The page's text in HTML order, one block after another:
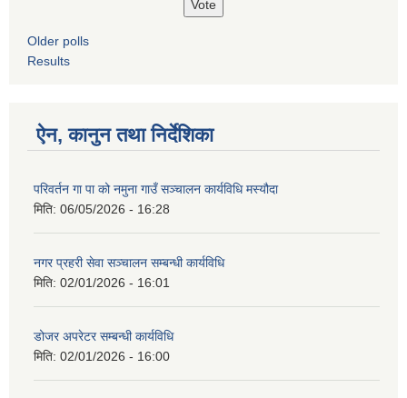
Older polls
Results
ऐन, कानुन तथा निर्देशिका
परिवर्तन गा पा को नमुना गाउँ सञ्चालन कार्यविधि मस्यौदा
मिति: 06/05/2026 - 16:28
नगर प्रहरी सेवा सञ्चालन सम्बन्धी कार्यविधि
मिति: 02/01/2026 - 16:01
डोजर अपरेटर सम्बन्धी कार्यविधि
मिति: 02/01/2026 - 16:00